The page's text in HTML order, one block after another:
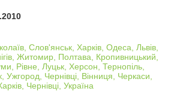
Слов'янськ, Харків, Одеса, Львів,
Житомир, Полтава, Кропивницький,
Рівне, Луцьк, Херсон, Тернопіль,
Ужгород, Чернівці, Вінниця, Черкаси,
Чернівці, Україна